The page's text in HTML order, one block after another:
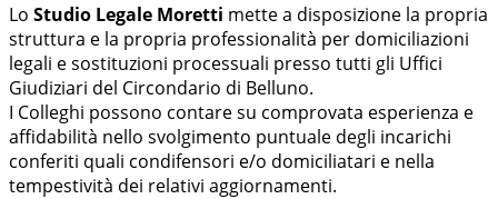
Lo Studio Legale Moretti mette a disposizione la propria
struttura e la propria professionalità per domiciliazioni
legali e sostituzioni processuali presso tutti gli Uffici
Giudiziari del Circondario di Belluno.
I Colleghi possono contare su comprovata esperienza e
affidabilità nello svolgimento puntuale degli incarichi
conferiti quali condifensori e/o domiciliatari e nella
tempestività dei relativi aggiornamenti.